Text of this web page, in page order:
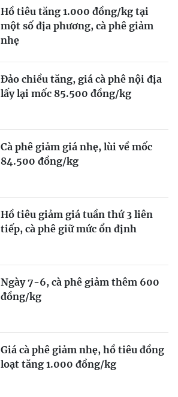
Hồ tiêu tăng 1.000 đồng/kg tại
một số địa phương, cà phê giảm
nhẹ
Đảo chiều tăng, giá cà phê nội địa
lấy lại mốc 85.500 đồng/kg
Cà phê giảm giá nhẹ, lùi về mốc
84.500 đồng/kg
Hồ tiêu giảm giá tuần thứ 3 liên
tiếp, cà phê giữ mức ổn định
Ngày 7-6, cà phê giảm thêm 600
đồng/kg
Giá cà phê giảm nhẹ, hồ tiêu đồng
loạt tăng 1.000 đồng/kg